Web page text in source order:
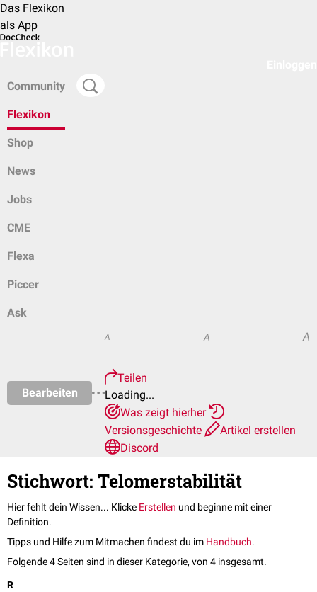
Das Flexikon
als App
Community
Flexikon
Shop
News
Jobs
CME
Flexa
Piccer
Ask
Bearbeiten
A A A
Teilen
Loading...
Was zeigt hierher
Versionsgeschichte
Artikel erstellen
Discord
Stichwort: Telomerstabilität
Hier fehlt dein Wissen... Klicke Erstellen und beginne mit einer
Definition.
Tipps und Hilfe zum Mitmachen findest du im Handbuch.
Folgende 4 Seiten sind in dieser Kategorie, von 4 insgesamt.
R